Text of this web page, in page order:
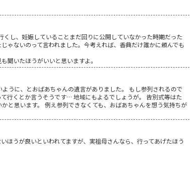
し、妊娠していることまだ回りに公開していなかった時期だった
ゃないのって言われました。今考えれば、香典だけ誰かに頼んでも
聞いたほうがいいと思いますよ。
うに、とおばあちゃんの遺言がありました。 もし参列されるので
行くとか言うそうです… 地域にもよるでしょうが。 告別式等はた
と思います。 例え参列できなくても、おばあちゃんを想う気持ちが
ほうが良いといわれてますが、実祖母さんなら、行ってあげたほう